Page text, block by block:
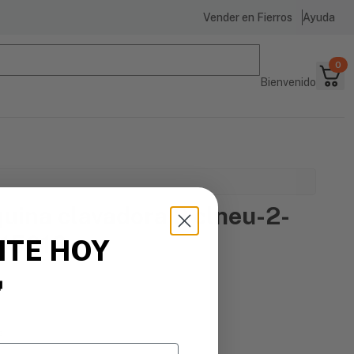
Vender en Fierros Ayuda
Bienvenido
0
clavadora 2 clneu-2-
HOY